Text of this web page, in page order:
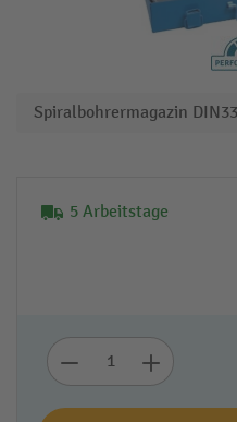
5 Arbeitstage